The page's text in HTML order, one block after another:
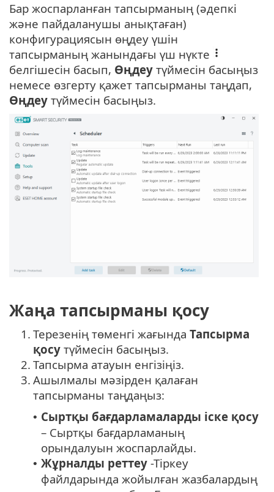
Бар жоспарланған тапсырманың (әдепкі
және пайдаланушы анықтаған)
конфигурациясын өңдеу үшін
тапсырманың жанындағы үш нүкте
белгішесін басып, Өңдеу түймесін басыңыз
немесе өзгерту қажет тапсырманы таңдап,
Өңдеу түймесін басыңыз.
Жаңа тапсырманы қосу
1. Терезенің төменгі жағында Тапсырма
қосу түймесін басыңыз.
2. Тапсырма атауын енгізіңіз.
3. Ашылмалы мәзірден қалаған
тапсырманы таңдаңыз:
• Сыртқы бағдарламаларды іске қосу
– Сыртқы бағдарламаның
орындалуын жоспарлайды.
• Жұрналды реттеу -Тіркеу
файлдарында жойылған жазбалардың